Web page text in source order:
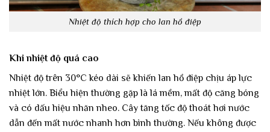
Nhiệt độ thích hợp cho lan hồ điệp
Khi nhiệt độ quá cao
Nhiệt độ trên 30°C kéo dài sẽ khiến lan hồ điệp chịu áp lực
nhiệt lớn. Biểu hiện thường gặp là lá mềm, mất độ căng bóng
và có dấu hiệu nhăn nheo. Cây tăng tốc độ thoát hơi nước
dẫn đến mất nước nhanh hơn bình thường. Nếu không được